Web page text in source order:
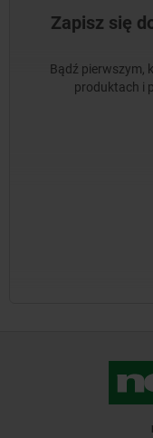
Zapisz się
Bądź pierwszym,
produktach i